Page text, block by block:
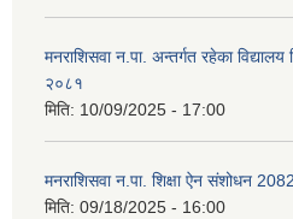
मनराशिसवा न.पा. अन्तर्गत रहेका विद्यालय
२०८१
मिति: 10/09/2025 - 17:00
मनराशिसवा न.पा. शिक्षा ऐन संशोधन 2082
मिति: 09/18/2025 - 16:00